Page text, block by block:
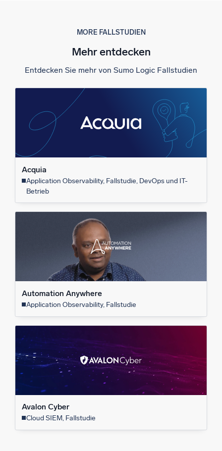
MORE FALLSTUDIEN
Mehr entdecken
Entdecken Sie mehr von Sumo Logic Fallstudien
Acquia
Application Observability, Fallstudie, DevOps und IT-
Betrieb
Automation Anywhere
Application Observability, Fallstudie
Avalon Cyber
Cloud SIEM, Fallstudie